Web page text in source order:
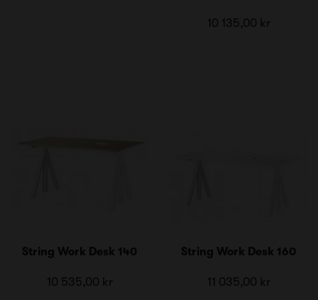
10 135,00 kr
String Work Desk 140
10 535,00 kr
String Work Desk 160
11 035,00 kr